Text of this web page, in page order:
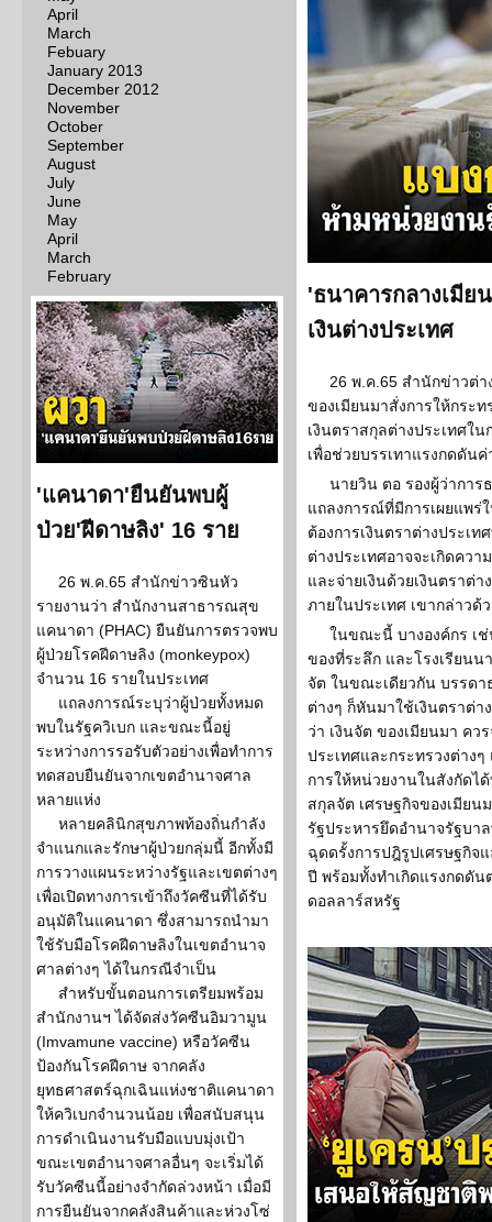
April
March
Febuary
January 2013
December 2012
November
October
September
August
July
June
May
April
March
February
'แคนาดา'ยืนยันพบผู้
ป่วย'ฝีดาษลิง' 16 ราย
26 พ.ค.65 สำนักข่าวซินหัว
รายงานว่า สำนักงานสาธารณสุข
แคนาดา (PHAC) ยืนยันการตรวจพบ
ผู้ป่วยโรคฝีดาษลิง (monkeypox)
จำนวน 16 รายในประเทศ
แถลงการณ์ระบุว่าผู้ป่วยทั้งหมด
พบในรัฐควิเบก และขณะนี้อยู่
ระหว่างการรอรับตัวอย่างเพื่อทำการ
ทดสอบยืนยันจากเขตอำนาจศาล
หลายแห่ง
หลายคลินิกสุขภาพท้องถิ่นกำลัง
จำแนกและรักษาผู้ป่วยกลุ่มนี้ อีกทั้งมี
การวางแผนระหว่างรัฐและเขตต่างๆ
เพื่อเปิดทางการเข้าถึงวัคซีนที่ได้รับ
อนุมัติในแคนาดา ซึ่งสามารถนำมา
ใช้รับมือโรคฝีดาษลิงในเขตอำนาจ
ศาลต่างๆ ได้ในกรณีจำเป็น
สำหรับขั้นตอนการเตรียมพร้อม
สำนักงานฯ ได้จัดส่งวัคซีนอิมวามูน
(Imvamune vaccine) หรือวัคซีน
ป้องกันโรคฝีดาษ จากคลัง
ยุทธศาสตร์ฉุกเฉินแห่งชาติแคนาดา
ให้ควิเบกจำนวนน้อย เพื่อสนับสนุน
การดำเนินงานรับมือแบบมุ่งเป้า
ขณะเขตอำนาจศาลอื่นๆ จะเริ่มได้
รับวัคซีนนี้อย่างจำกัดล่วงหน้า เมื่อมี
การยืนยันจากคลังสินค้าและห่วงโซ่
'ธนาคารกลางเมีย
เงินต่างประเทศ
26 พ.ค.65 สำนักข่าวต่า
ของเมียนมาสั่งการให้กระ
เงินตราสกุลต่างประเทศใ
เพื่อช่วยบรรเทาแรงกดดัน
นายวิน ตอ รองผู้ว่าการ
แถลงการณ์ที่มีการเผยแพร่
ต้องการเงินตราต่างประเ
ต่างประเทศอาจจะเกิดคว
และจ่ายเงินด้วยเงินตราต่
ภายในประเทศ เขากล่าวด้
ในขณะนี้ บางองค์กร เ
ของที่ระลึก และโรงเรียน
จัต ในขณะเดียวกัน บรรดา
ต่างๆ ก็หันมาใช้เงินตราต่
ว่า เงินจัต ของเมียนมา คว
ประเทศและกระทรวงต่าง
การให้หน่วยงานในสังกัดไ
สกุลจัต เศรษฐกิจของเมียน
รัฐประหารยึดอำนาจรัฐบา
ฉุดดรั้งการปฎิรูปเศรษฐกิจ
ปี พร้อมทั้งทำเกิดแรงกดดัน
ดอลลาร์สหรัฐ